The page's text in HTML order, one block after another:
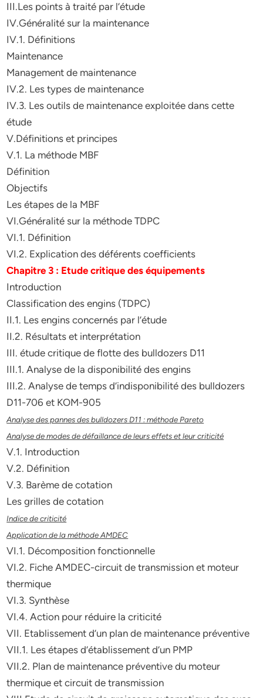
III.Les points à traité par l’étude
IV.Généralité sur la maintenance
IV.1. Définitions
Maintenance
Management de maintenance
IV.2. Les types de maintenance
IV.3. Les outils de maintenance exploitée dans cette
étude
V.Définitions et principes
V.1. La méthode MBF
Définition
Objectifs
Les étapes de la MBF
VI.Généralité sur la méthode TDPC
VI.1. Définition
VI.2. Explication des déférents coefficients
Chapitre 3 : Etude critique des équipements
Introduction
Classification des engins (TDPC)
II.1. Les engins concernés par l’étude
II.2. Résultats et interprétation
III. étude critique de flotte des bulldozers D11
III.1. Analyse de la disponibilité des engins
III.2. Analyse de temps d’indisponibilité des bulldozers
D11-706 et KOM-905
Analyse des pannes des bulldozers D11 : méthode Pareto
Analyse de modes de défaillance de leurs effets et leur criticité
V.1. Introduction
V.2. Définition
V.3. Barème de cotation
Les grilles de cotation
Indice de criticité
Application de la méthode AMDEC
VI.1. Décomposition fonctionnelle
VI.2. Fiche AMDEC-circuit de transmission et moteur
thermique
VI.3. Synthèse
VI.4. Action pour réduire la criticité
VII. Etablissement d’un plan de maintenance préventive
VII.1. Les étapes d’établissement d’un PMP
VII.2. Plan de maintenance préventive du moteur
thermique et circuit de transmission